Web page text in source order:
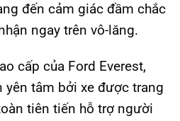
đến cảm giác đầm chắc
ngay trên vô-lăng.
cấp của Ford Everest,
yên tâm bởi xe được trang
tiên tiến hỗ trợ người